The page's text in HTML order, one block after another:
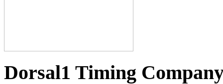
Dorsal1 Timing